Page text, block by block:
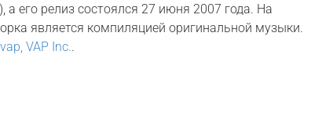
), а его релиз состоялся 27 июня 2007 года. На
является компиляцией оригинальной музыки.
vap, VAP Inc..